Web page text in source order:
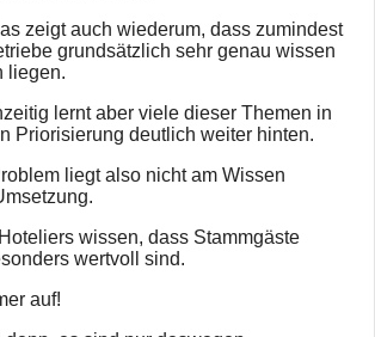
zeigt auch wiederum, dass zumindest
grundsätzlich sehr genau wissen
liegen.
lernt aber viele dieser Themen in
Priorisierung deutlich weiter hinten.
liegt also nicht am Wissen
wissen, dass Stammgäste
wertvoll sind.
auf!